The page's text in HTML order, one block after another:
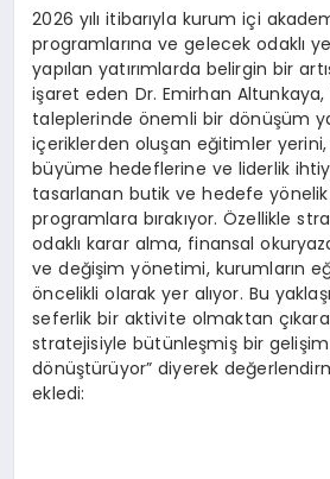
2026 yılı itibarıyla kurum içi
programlarına ve gelecek odaklı
yapılan yatırımlarda belirgin bir
işaret eden Dr. Emirhan
taleplerinde önemli bir dönüşüm
içeriklerden oluşan eğitimler
büyüme hedeflerine ve liderlik
tasarlanan butik ve hedefe yönelik
programlara bırakıyor. Özellikle
odaklı karar alma, finansal
ve değişim yönetimi, kurumların
öncelikli olarak yer alıyor. Bu
seferlik bir aktivite olmaktan
stratejisiyle bütünleşmiş bir
dönüştürüyor” diyerek
ekledi: